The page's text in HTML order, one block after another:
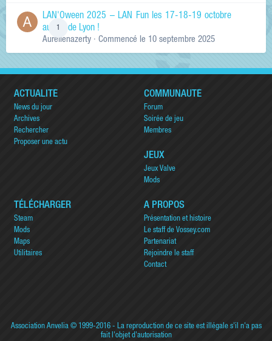
1
LAN'Oween 2025 – LAN Fun les 17-18-19 octobre
au sud de Lyon !
Aurelienazerty · Commencé le 10 septembre 2025
ACTUALITÉ
News du jour
Archives
Rechercher
Proposer une actu
COMMUNAUTÉ
Forum
Soirée de jeu
Membres
JEUX
Jeux Valve
Mods
TÉLÉCHARGER
Steam
Mods
Maps
Utilitaires
A PROPOS
Présentation et histoire
Le staff de Vossey.com
Partenariat
Rejoindre le staff
Contact
Association Anvelia© 1999-2016 - La reproduction de ce site est illégale s'il n'a pas
fait l'objet d'autorisation